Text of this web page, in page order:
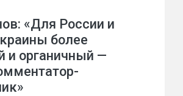
«Для России и
более
и органичный —